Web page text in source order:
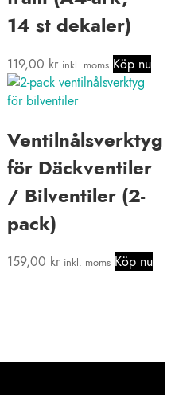
14 st dekaler)
119,00 kr inkl. moms Köp nu
Ventilnålsverktyg
för Däckventiler
/ Bilventiler (2-
pack)
159,00 kr inkl. moms Köp nu